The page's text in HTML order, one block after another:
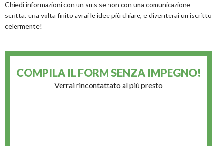
Chiedi informazioni con un sms se non con una comunicazione
scritta: una volta finito avrai le idee più chiare, e diventerai un iscritto
celermente!
COMPILA IL FORMSENZA IMPEGNO!
Verrai rincontattato al più presto